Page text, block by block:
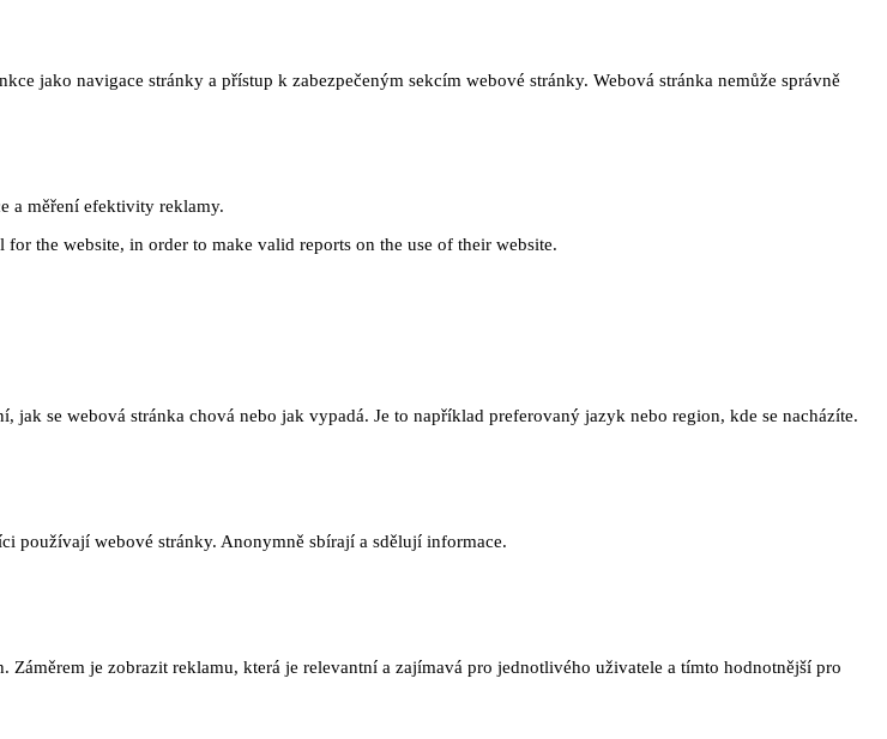
jako navigace stránky a přístup k zabezpečeným sekcím webové stránky. Webová stránka nemůže správně
a měření efektivity reklamy.
the website, in order to make valid reports on the use of their website.
se webová stránka chová nebo jak vypadá. Je to například preferovaný jazyk nebo region, kde se nacházíte.
používají webové stránky. Anonymně sbírají a sdělují informace.
je zobrazit reklamu, která je relevantní a zajímavá pro jednotlivého uživatele a tímto hodnotnější pro